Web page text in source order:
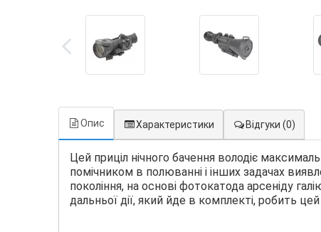
Опис Характеристики Відгуки (0)
Цей приціл нічного бачення володіє
помічником в полюванні і інших задачах
покоління, на основі фотокатода арсеніду
дальньої дії, який йде в комплекті, робить